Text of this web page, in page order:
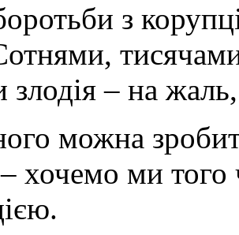
з
злодія – на
можна
хочемо ми того